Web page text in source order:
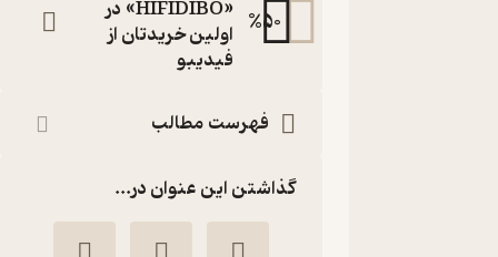
تربیت
بدنی اثر
هادوی
انتشارات
حتمی
%
«HIFIDIBO» در
اولین خریدتان از
فیدیبو
فهرست مطالب
گذاشتن این عنوان در...